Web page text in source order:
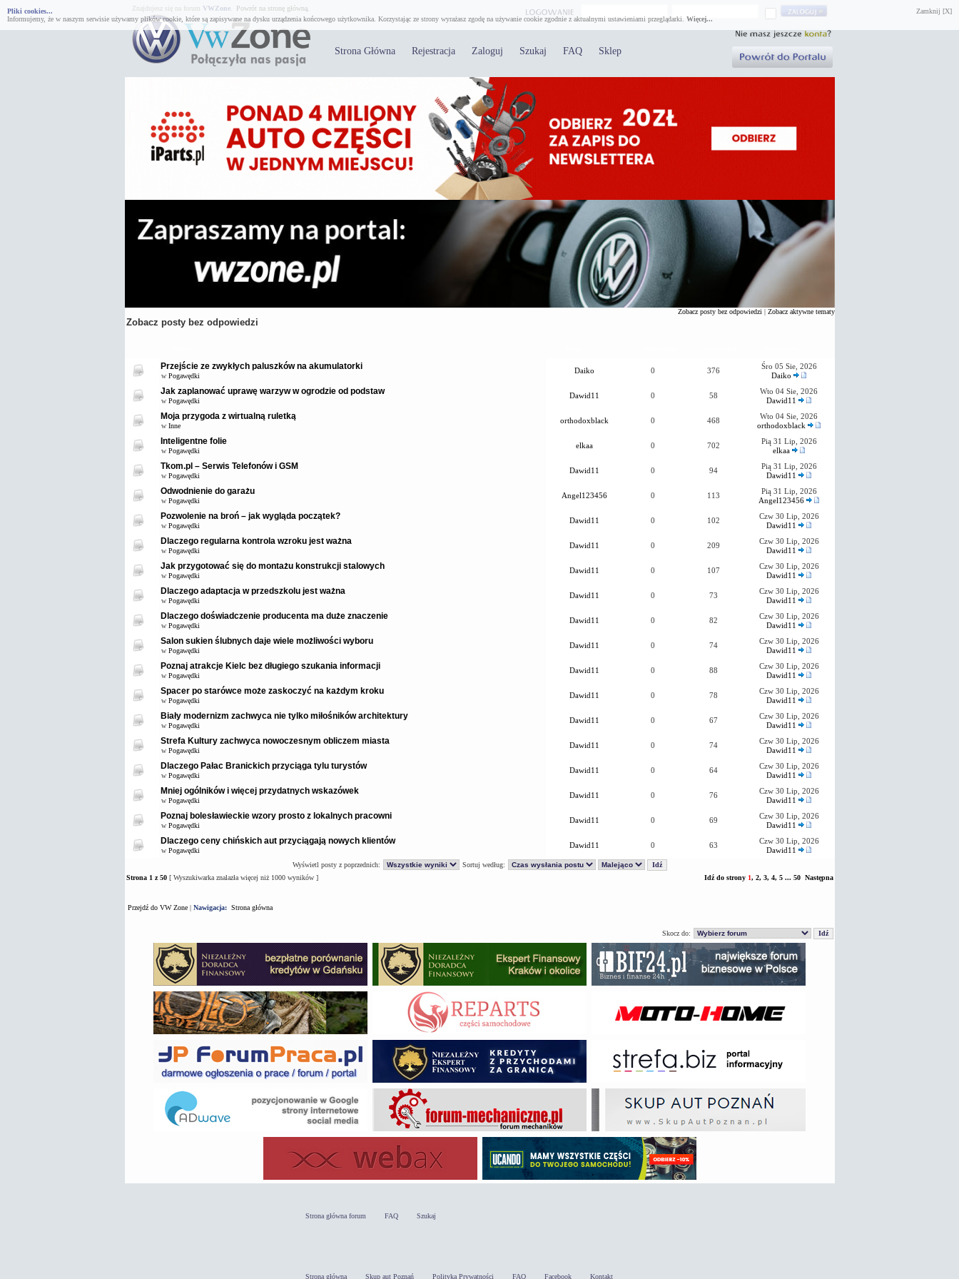
Zamknij [X]
Pliki cookies...
Informujemy, że w naszym serwisie używamy plików cookie, które są zapisywane na dysku urządzenia końcowego użytkownika. Korzystając ze strony wyrażasz zgodę na używanie cookie zgodnie z aktualnymi ustawieniami przeglądarki. Więcej...
Znajdujesz się na forum VWZone. Powrót na stronę główną.
Strona Główna Rejestracja Zaloguj Szukaj FAQ Sklep
Zobacz posty bez odpowiedzi | Zobacz aktywne tematy
Zobacz posty bez odpowiedzi
Przejście ze zwykłych paluszków na akumulatorki
w Pogawędki
Daiko 0 376
Śro 05 Sie, 2026
Daiko
Jak zaplanować uprawę warzyw w ogrodzie od podstaw
w Pogawędki
Dawid11 0 58
Wto 04 Sie, 2026
Dawid11
Moja przygoda z wirtualną ruletką
w Inne
orthodoxblack 0 468
Wto 04 Sie, 2026
orthodoxblack
Inteligentne folie
w Pogawędki
elkaa 0 702
Pią 31 Lip, 2026
elkaa
Tkom.pl – Serwis Telefonów i GSM
w Pogawędki
Dawid11 0 94
Pią 31 Lip, 2026
Dawid11
Odwodnienie do garażu
w Pogawędki
Angel123456 0 113
Pią 31 Lip, 2026
Angel123456
Pozwolenie na broń – jak wygląda początek?
w Pogawędki
Dawid11 0 102
Czw 30 Lip, 2026
Dawid11
Dlaczego regularna kontrola wzroku jest ważna
w Pogawędki
Dawid11 0 209
Czw 30 Lip, 2026
Dawid11
Jak przygotować się do montażu konstrukcji stalowych
w Pogawędki
Dawid11 0 107
Czw 30 Lip, 2026
Dawid11
Dlaczego adaptacja w przedszkolu jest ważna
w Pogawędki
Dawid11 0 73
Czw 30 Lip, 2026
Dawid11
Dlaczego doświadczenie producenta ma duże znaczenie
w Pogawędki
Dawid11 0 82
Czw 30 Lip, 2026
Dawid11
Salon sukien ślubnych daje wiele możliwości wyboru
w Pogawędki
Dawid11 0 74
Czw 30 Lip, 2026
Dawid11
Poznaj atrakcje Kielc bez długiego szukania informacji
w Pogawędki
Dawid11 0 88
Czw 30 Lip, 2026
Dawid11
Spacer po starówce może zaskoczyć na każdym kroku
w Pogawędki
Dawid11 0 78
Czw 30 Lip, 2026
Dawid11
Biały modernizm zachwyca nie tylko miłośników architektury
w Pogawędki
Dawid11 0 67
Czw 30 Lip, 2026
Dawid11
Strefa Kultury zachwyca nowoczesnym obliczem miasta
w Pogawędki
Dawid11 0 74
Czw 30 Lip, 2026
Dawid11
Dlaczego Pałac Branickich przyciąga tylu turystów
w Pogawędki
Dawid11 0 64
Czw 30 Lip, 2026
Dawid11
Mniej ogólników i więcej przydatnych wskazówek
w Pogawędki
Dawid11 0 76
Czw 30 Lip, 2026
Dawid11
Poznaj bolesławieckie wzory prosto z lokalnych pracowni
w Pogawędki
Dawid11 0 69
Czw 30 Lip, 2026
Dawid11
Dlaczego ceny chińskich aut przyciągają nowych klientów
w Pogawędki
Dawid11 0 63
Czw 30 Lip, 2026
Dawid11
Wyświetl posty z poprzednich:
Sortuj według:
Strona 1 z50[ Wyszukiwarka znalazła więcej niż 1000 wyników ] Idź do strony 1, 2, 3, 4, 5... 50 Następna
Przejdź do VW Zone| Nawigacja: Strona główna
Skocz do:
Strona główna forum FAQ Szukaj
Strona główna Skup aut Poznań Polityka Prywatności FAQ Facebook Kontakt